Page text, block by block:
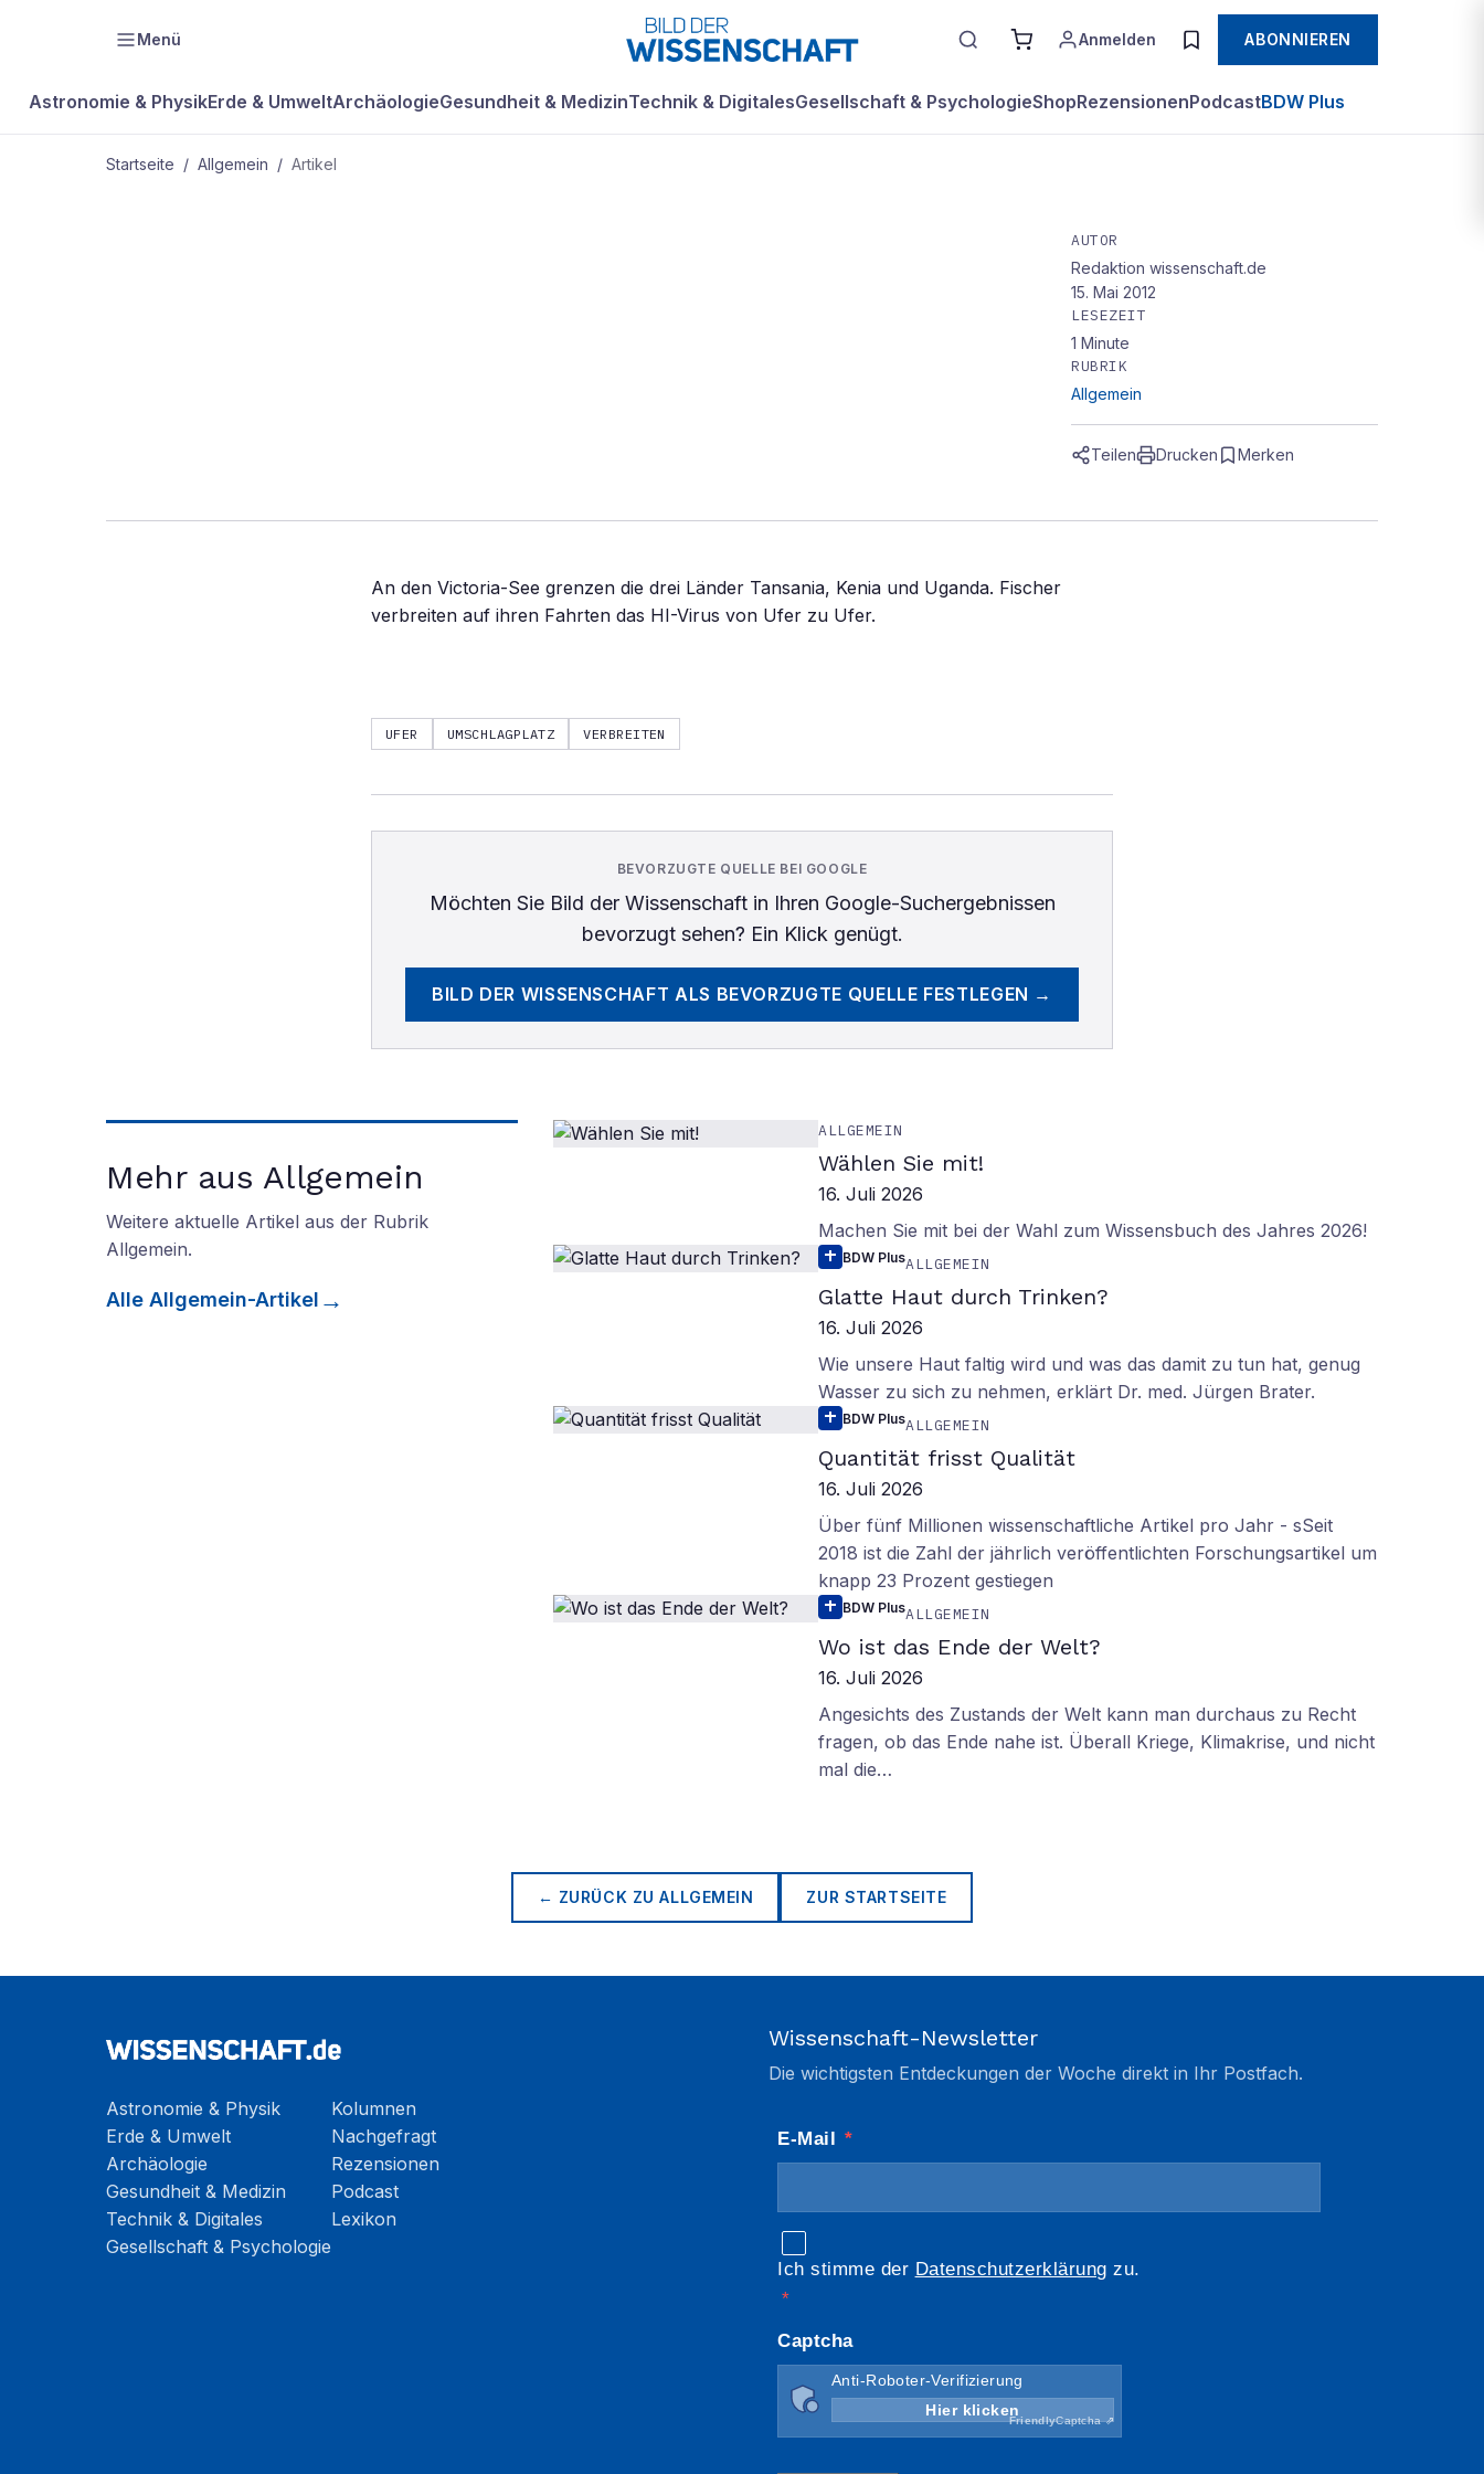
Menü Anmelden ABONNIEREN
Astronomie & PhysikErde & UmweltArchäologieGesundheit & MedizinTechnik & DigitalesGesellschaft & PsychologieShopRezensionenPodcastBDW Plus
Startseite / Allgemein / Artikel
AUTOR
Redaktion wissenschaft.de
15. Mai 2012
LESEZEIT
1 Minute
RUBRIK
Allgemein
Teilen Drucken Merken
An den Victoria-See grenzen die drei Länder Tansania, Kenia und Uganda. Fischer
verbreiten auf ihren Fahrten das HI-Virus von Ufer zu Ufer.
UFER UMSCHLAGPLATZ VERBREITEN
BEVORZUGTE QUELLE BEI GOOGLE
Möchten Sie Bild der Wissenschaftin Ihren Google-Suchergebnissen
bevorzugt sehen? Ein Klick genügt.
BILD DER WISSENSCHAFT ALS BEVORZUGTE QUELLE FESTLEGEN →
Mehr aus Allgemein
Weitere aktuelle Artikel aus der Rubrik
Allgemein.
Alle Allgemein-Artikel
ALLGEMEIN
Wählen Sie mit!
16. Juli 2026
Machen Sie mit bei der Wahl zum Wissensbuch des Jahres 2026!
BDW PlusALLGEMEIN
Glatte Haut durch Trinken?
16. Juli 2026
Wie unsere Haut faltig wird und was das damit zu tun hat, genug
Wasser zu sich zu nehmen, erklärt Dr. med. Jürgen Brater.
BDW PlusALLGEMEIN
Quantität frisst Qualität
16. Juli 2026
Über fünf Millionen wissenschaftliche Artikel pro Jahr - sSeit
2018 ist die Zahl der jährlich veröffentlichten Forschungsartikel um
knapp 23 Prozent gestiegen
BDW PlusALLGEMEIN
Wo ist das Ende der Welt?
16. Juli 2026
Angesichts des Zustands der Welt kann man durchaus zu Recht
fragen, ob das Ende nahe ist. Überall Kriege, Klimakrise, und nicht
mal die…
← ZURÜCK ZUALLGEMEIN ZUR STARTSEITE
Astronomie & Physik
Erde & Umwelt
Archäologie
Gesundheit & Medizin
Technik & Digitales
Gesellschaft & Psychologie
Kolumnen
Nachgefragt
Rezensionen
Podcast
Lexikon
Wissenschaft-Newsletter
Die wichtigsten Entdeckungen der Woche direkt in Ihr Postfach.